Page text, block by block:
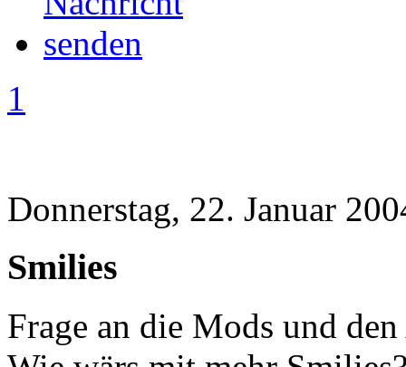
1
Donnerstag, 22. Januar
Smilies
Frage an die Mods und